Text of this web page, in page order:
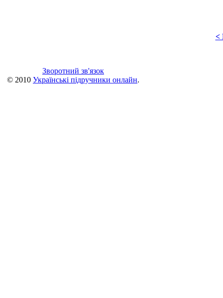
<
Зворотний зв'язок
© 2010 Українські підручники онлайн.